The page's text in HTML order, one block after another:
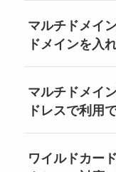
マルチドメイ
ドメインを入
マルチドメイ
ドレスで利用
ワイルドカー